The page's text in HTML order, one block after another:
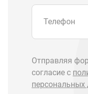
Запчасти Урал